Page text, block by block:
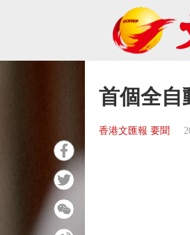
首個全自
香港文匯報 要聞